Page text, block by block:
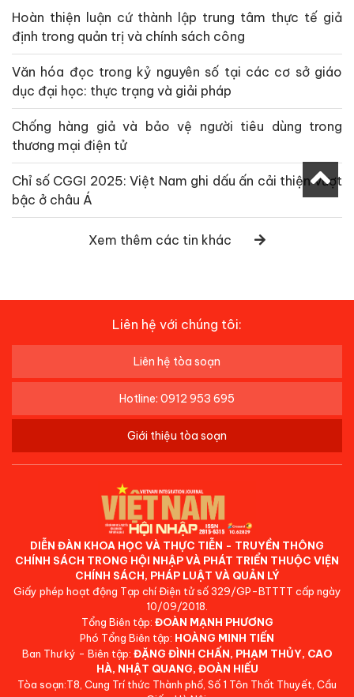
Hoàn thiện luận cứ thành lập trung tâm thực tế giả
định trong quản trị và chính sách công
Văn hóa đọc trong kỷ nguyên số tại các cơ sở giáo
dục đại học: thực trạng và giải pháp
Chống hàng giả và bảo vệ người tiêu dùng trong
thương mại điện tử
Chỉ số CGGI 2025: Việt Nam ghi dấu ấn cải thiện vượt
bậc ở châu Á
Xem thêm các tin khác
Liên hệ với chúng tôi:
Liên hệ tòa soạn
Hotline: 0912 953 695
Giới thiệu tòa soạn
DIỄN ĐÀN KHOA HỌC VÀ THỰC TIỄN - TRUYỀN THÔNG
CHÍNH SÁCH TRONG HỘI NHẬP VÀ PHÁT TRIỂN THUỘC VIỆN
CHÍNH SÁCH, PHÁP LUẬT VÀ QUẢN LÝ
Giấy phép hoạt động Tạp chí Điện tử số 329/GP-BTTTT cấp ngày
10/09/2018.
Tổng Biên tập: ĐOÀN MẠNH PHƯƠNG
Phó Tổng Biên tập: HOÀNG MINH TIẾN
Ban Thư ký - Biên tập: ĐẶNG ĐÌNH CHẤN, PHẠM THỦY, CAO
HÀ, NHẬT QUANG, ĐOÀN HIẾU
Tòa soạn:T8, Cung Trí thức Thành phố, Số 1 Tôn Thất Thuyết, Cầu